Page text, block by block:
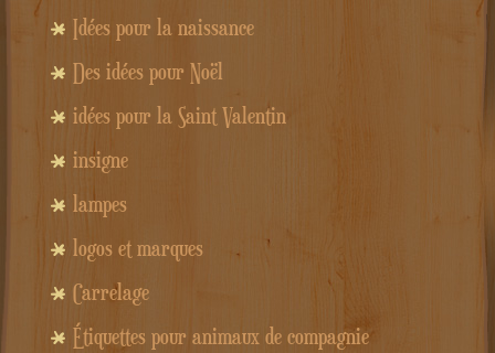
Idées pour la naissance
Des idées pour Noël
idées pour la Saint Valentin
insigne
lampes
logos et marques
Carrelage
Étiquettes pour animaux de compagnie